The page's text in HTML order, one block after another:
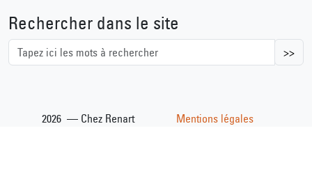
Rechercher dans le site
>>
2026 — Chez Renart Mentions légales